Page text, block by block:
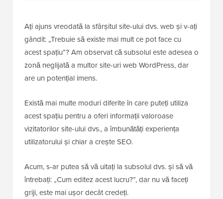
Ați ajuns vreodată la sfârșitul site-ului dvs. web și v-ați
gândit: „Trebuie să existe mai mult ce pot face cu
acest spațiu”? Am observat că subsolul este adesea o
zonă neglijată a multor site-uri web WordPress, dar
are un potențial imens.
Există mai multe moduri diferite în care puteți utiliza
acest spațiu pentru a oferi informații valoroase
vizitatorilor site-ului dvs., a îmbunătăți experiența
utilizatorului și chiar a crește SEO.
Acum, s-ar putea să vă uitați la subsolul dvs. și să vă
întrebați: „Cum editez acest lucru?”, dar nu vă faceți
griji, este mai ușor decât credeți.